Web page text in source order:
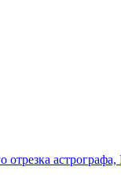
отрезка астрографа,